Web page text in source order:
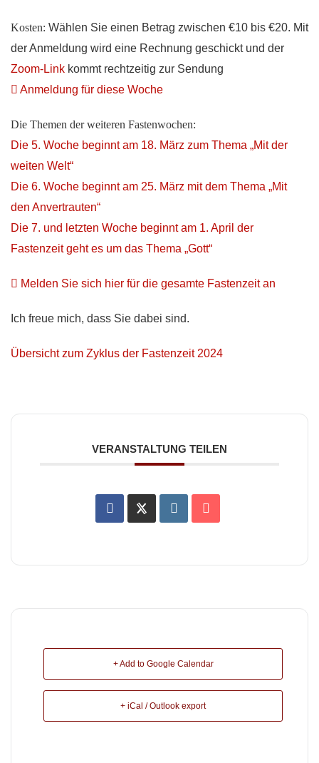
Kosten: Wählen Sie einen Betrag zwischen €10 bis €20. Mit
der Anmeldung wird eine Rechnung geschickt und der
Zoom-Link kommt rechtzeitig zur Sendung
Anmeldung für diese Woche
Die Themen der weiteren Fastenwochen:
Die 5. Woche beginnt am 18. März zum Thema „Mit der
weiten Welt“
Die 6. Woche beginnt am 25. März mit dem Thema „Mit
den Anvertrauten“
Die 7. und letzten Woche beginnt am 1. April der
Fastenzeit geht es um das Thema „Gott“
Melden Sie sich hier für die gesamte Fastenzeit an
Ich freue mich, dass Sie dabei sind.
Übersicht zum Zyklus der Fastenzeit 2024
VERANSTALTUNG TEILEN
+ Add to Google Calendar
+ iCal / Outlook export